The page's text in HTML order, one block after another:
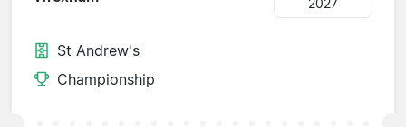
St Andrew's
Championship